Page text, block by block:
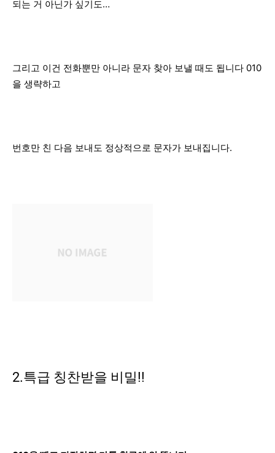
되는 거 아닌가 싶기도…
그리고 이건 전화뿐만 아니라 문자 찾아 보낼 때도 됩니다 010
을 생략하고
번호만 친 다음 보내도 정상적으로 문자가 보내집니다.
2.특급 칭찬받을 비밀!!